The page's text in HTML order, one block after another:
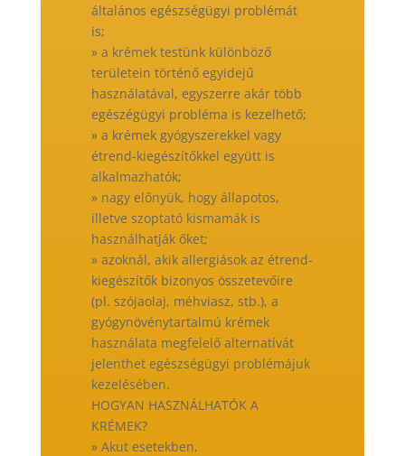
általános egészségügyi problémát
is;
» a krémek testünk különböző
területein történő egyidejű
használatával, egyszerre akár több
egészégügyi probléma is kezelhető;
» a krémek gyógyszerekkel vagy
étrend-kiegészítőkkel együtt is
alkalmazhatók;
» nagy előnyük, hogy állapotos,
illetve szoptató kismamák is
használhatják őket;
» azoknál, akik allergiások az étrend-
kiegészítők bizonyos összetevőire
(pl. szójaolaj, méhviasz, stb.), a
gyógynövénytartalmú krémek
használata megfelelő alternatívát
jelenthet egészségügyi problémájuk
kezelésében.
HOGYAN HASZNÁLHATÓK A
KRÉMEK?
» Akut esetekben,